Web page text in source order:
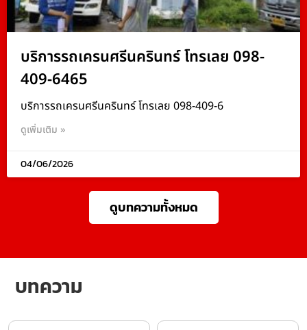
บริการรถเครนศรีนครินทร์ โทรเลย 098-
409-6465
บริการรถเครนศรีนครินทร์ โทรเลย 098-409-6
ดูเพิ่มเติม »
04/06/2026
ดูบทความทั้งหมด
บทความ